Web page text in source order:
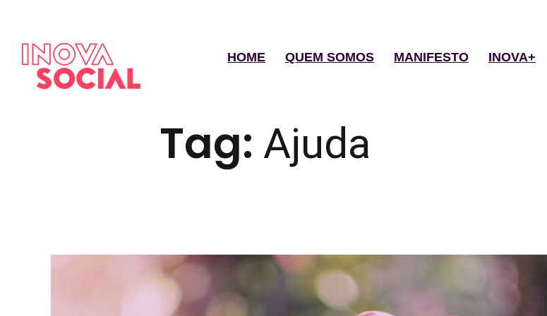
HOME QUEM SOMOS MANIFESTO INOVA+
Tag: Ajuda